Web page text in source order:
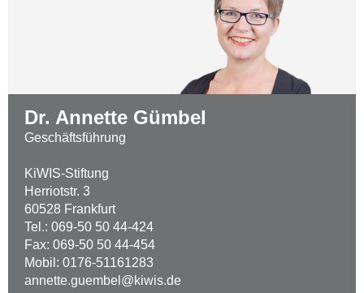
Dr. Annette Gümbel
Geschäftsführung
KiWIS-Stiftung
Herriotstr. 3
60528 Frankfurt
Tel.: 069-50 50 44-424
Fax: 069-50 50 44-454
Mobil: 0176-51161283
annette.guembel@kiwis.de